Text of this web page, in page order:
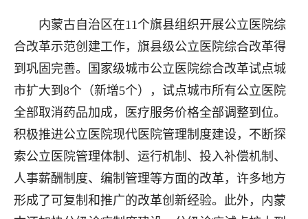
内蒙古自治区在11个旗县组织开展公立医院综
合改革示范创建工作，旗县级公立医院综合改革得
到巩固完善。国家级城市公立医院综合改革试点城
市扩大到8个（新增5个），试点城市所有公立医院
全部取消药品加成，医疗服务价格全部调整到位。
积极推进公立医院现代医院管理制度建设，不断探
索公立医院管理体制、运行机制、投入补偿机制、
人事薪酬制度、编制管理等方面的改革，许多地方
形成了可复制和推广的改革创新经验。此外，内蒙